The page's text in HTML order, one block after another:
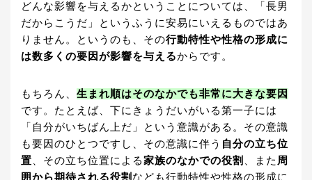
どんな影響を与えるかということについては、「長男
だからこうだ」というふうに安易にいえるものではあ
りません。というのも、その行動特性や性格の形成に
は数多くの要因が影響を与えるからです。
もちろん、 生まれ順はそのなかでも非常に大きな要因
です。たとえば、下にきょうだいがいる第一子には
「自分がいちばん上だ」という意識がある。その意識
も要因のひとつですし、その意識に伴う 自分の立ち位
置、その立ち位置による家族のなかでの役割 、また 周
囲から期待される役割 なども行動特性や性格の形成に